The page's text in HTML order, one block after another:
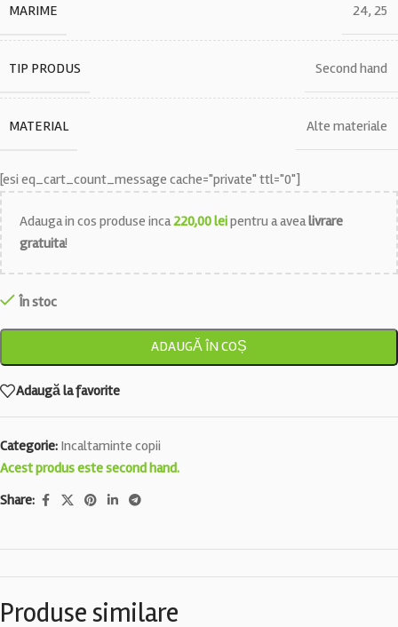
MARIME 24, 25
TIP PRODUS Second hand
MATERIAL Alte materiale
[esi eq_cart_count_message cache="private" ttl="0"]
Adauga in cos produse inca220,00leipentru a avealivrare
gratuita!
În stoc
ADAUGĂ ÎN COȘ
Adaugă la favorite
Categorie: Incaltaminte copii
Acest produs este second hand.
Share:
Produse similare